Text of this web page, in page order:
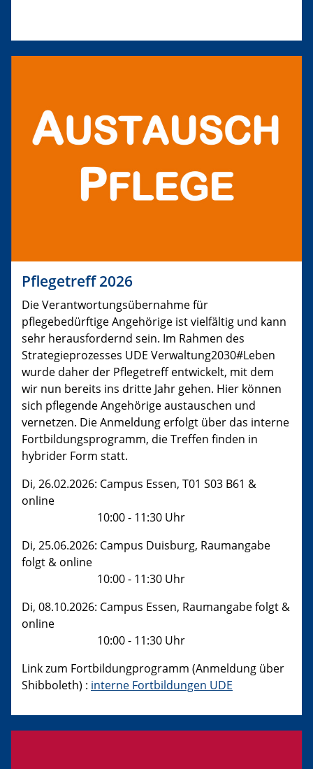
Pflegetreff 2026
Die Verantwortungsübernahme für
pflegebedürftige Angehörige ist vielfältig und kann
sehr herausfordernd sein. Im Rahmen des
Strategieprozesses UDE Verwaltung2030#Leben
wurde daher der Pflegetreff entwickelt, mit dem
wir nun bereits ins dritte Jahr gehen. Hier können
sich pflegende Angehörige austauschen und
vernetzen. Die Anmeldung erfolgt über das interne
Fortbildungsprogramm, die Treffen finden in
hybrider Form statt.
Di, 26.02.2026: Campus Essen, T01 S03 B61 &
online
10:00 - 11:30 Uhr
Di, 25.06.2026: Campus Duisburg, Raumangabe
folgt & online
10:00 - 11:30 Uhr
Di, 08.10.2026: Campus Essen, Raumangabe folgt &
online
10:00 - 11:30 Uhr
Link zum Fortbildungprogramm (Anmeldung über
Shibboleth) : interne Fortbildungen UDE